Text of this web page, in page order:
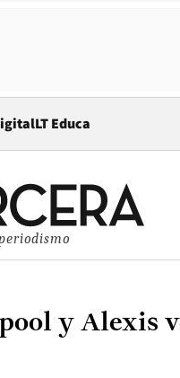
Opens in new window
LT Educa
y Alexis